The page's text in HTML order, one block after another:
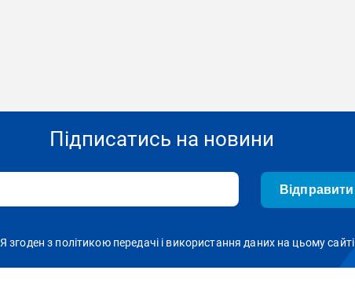
Підписатись на новини
Відправити
Я згоден з політикою передачі і використання даних на цьому сайті